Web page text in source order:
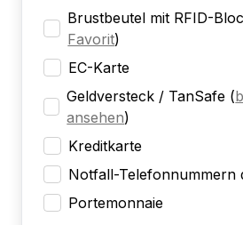
Brustbeutel mit RFID-
Favorit)
EC-Karte
Geldversteck / TanSafe (
ansehen)
Kreditkarte
Notfall-Telefonnummern
Portemonnaie